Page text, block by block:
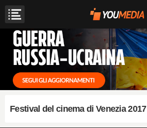
Festival del cinema di Venezia 2017